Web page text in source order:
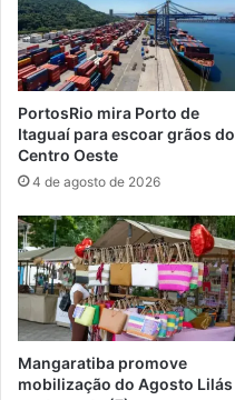
c
o
m
e
p
e
á
c
u
l
o
m
I
t
t
a
b
a
a
n
d
a
s
a
d
e
e
PortosRio mira Porto de
Itaguaí para escoar grãos do
Centro Oeste
4 de agosto de 2026
Mangaratiba promove
mobilização do Agosto Lilás